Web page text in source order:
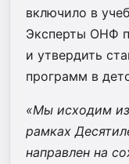
включило в
Эксперты ОНФ
и утвердить
программ в
«Мы исходим
рамках
направлен на